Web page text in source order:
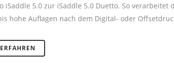
iSaddle 5.0 zur iSaddle 5.0 Duetto. So verarbeitet
hohe Auflagen nach dem Digital- oder